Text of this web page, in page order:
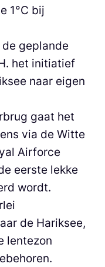
1°C bij
geplande
het initiatief
naar eigen
gaat het
via de Witte
Airforce
eerste lekke
wordt.
de Hariksee,
lentezon